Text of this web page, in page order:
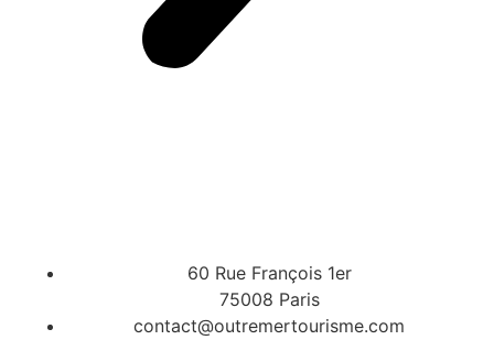
60 Rue François 1er
75008 Paris
contact@outremertourisme.com